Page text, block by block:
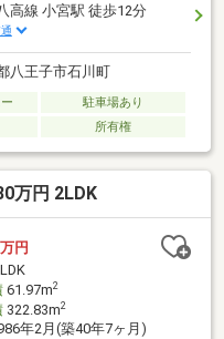
高線 小宮駅 徒歩12分
八王子市石川町
駐車場あり
所有権
万円 2LDK
万円
61.97m2
322.83m2
年2月(築40年7ヶ月)